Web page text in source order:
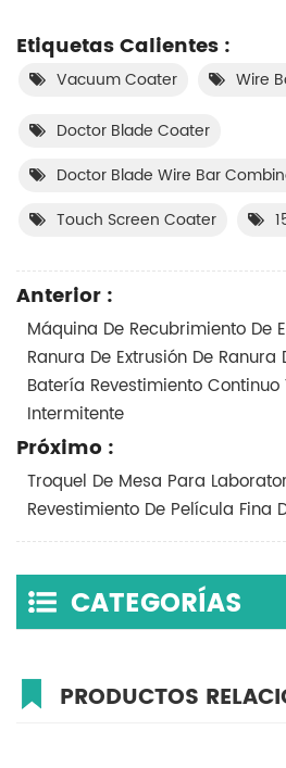
Etiquetas Calientes :
Vacuum Coater Wire
Doctor Blade Coater
Doctor Blade Wire Bar
Touch Screen Coater
Anterior :
Máquina De Recubrimiento De
Ranura De Extrusión De
Batería Revestimiento Continuo
Intermitente
Próximo :
Troquel De Mesa Para
Revestimiento De Película Fina
CATEGORÍAS
PRODUCTOS